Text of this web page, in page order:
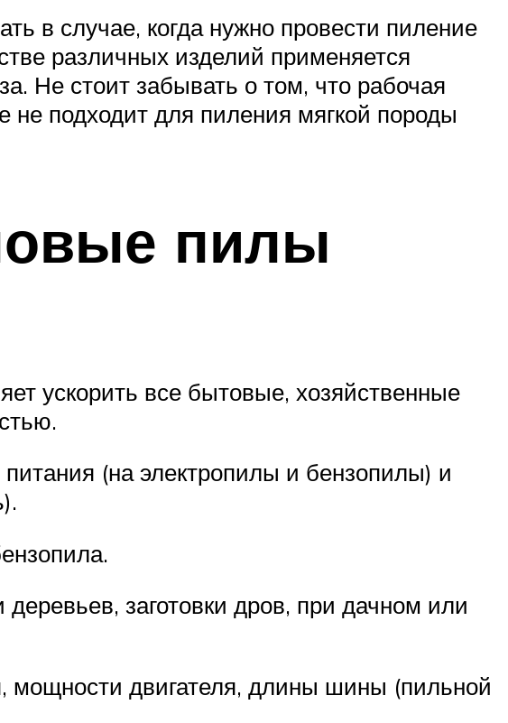
в случае, когда нужно провести пиление
различных изделий применяется
Не стоит забывать о том, что рабочая
не подходит для пиления мягкой породы
пилы
ускорить все бытовые, хозяйственные
(на электропилы и бензопилы) и
заготовки дров, при дачном или
мощности двигателя, длины шины (пильной